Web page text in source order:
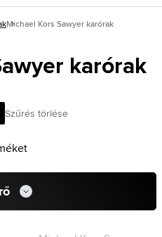
Michael Kors Sawyer karórak
karórak
Szűrés törlése